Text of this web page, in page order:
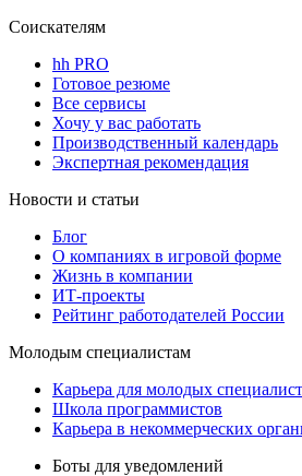
Соискателям
hh PRO
Готовое резюме
Все сервисы
Хочу у вас работать
Производственный календарь
Экспертная рекомендация
Новости и статьи
Блог
О компаниях в игровой форме
Жизнь в компании
ИТ-проекты
Рейтинг работодателей России
Молодым специалистам
Карьера для молодых
Школа программистов
Карьера в некоммерческих
Боты для уведомлений